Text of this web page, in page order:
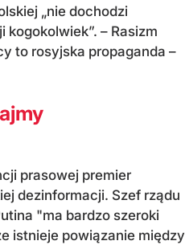
„nie dochodzi
– Rasizm
to rosyjska propaganda –
prasowej premier
dezinformacji. Szef rządu
"ma bardzo szeroki
istnieje powiązanie między